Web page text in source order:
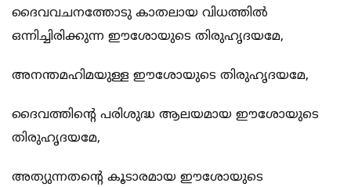
ദൈവവചനത്തോടു കാതലായ വിധത്തില്‍
ഒന്നിച്ചിരിക്കുന്ന ഈശോയുടെ തിരുഹൃദയമേ,
അനന്തമഹിമയുള്ള ഈശോയുടെ തിരുഹൃദയമേ,
ദൈവത്തിന്‍റെ പരിശുദ്ധ ആലയമായ ഈശോയുടെ
തിരുഹൃദയമേ,
അത്യുന്നതന്‍റെ കൂടാരമായ ഈശോയുടെ